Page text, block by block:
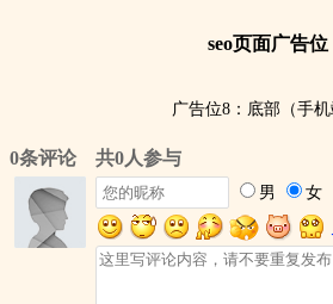
seo页面广告位
广告位8：底部（手机